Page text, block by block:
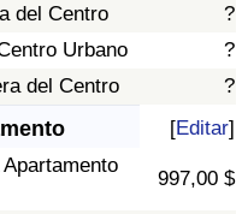
del Centro
?
Urbano
?
del Centro
?
[Editar]
997,00 $